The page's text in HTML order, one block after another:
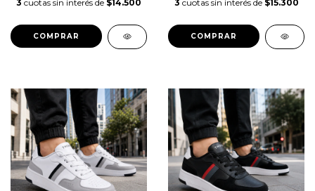
3 cuotas sin interés de $14.500
COMPRAR
3 cuotas sin interés de $15.300
COMPRAR